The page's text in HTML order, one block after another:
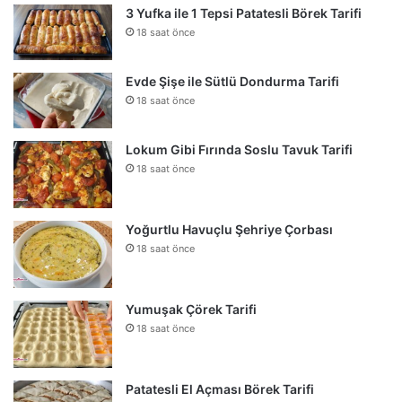
3 Yufka ile 1 Tepsi Patatesli Börek Tarifi
18 saat önce
Evde Şişe ile Sütlü Dondurma Tarifi
18 saat önce
Lokum Gibi Fırında Soslu Tavuk Tarifi
18 saat önce
Yoğurtlu Havuçlu Şehriye Çorbası
18 saat önce
Yumuşak Çörek Tarifi
18 saat önce
Patatesli El Açması Börek Tarifi